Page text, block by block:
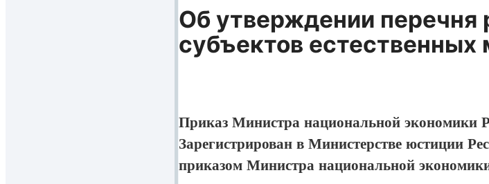
Об утверждении перечня
субъектов естественных
Приказ Министра национальной экономики
Зарегистрирован в Министерстве юстиции
приказом Министра национальной